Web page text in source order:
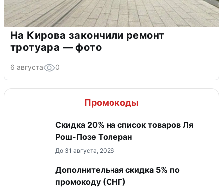
На Кирова закончили ремонт
тротуара — фото
6 августа 0
Промокоды
Скидка 20% на список товаров Ля
Рош-Позе Толеран
До 31 августа, 2026
Дополнительная скидка 5% по
промокоду (СНГ)